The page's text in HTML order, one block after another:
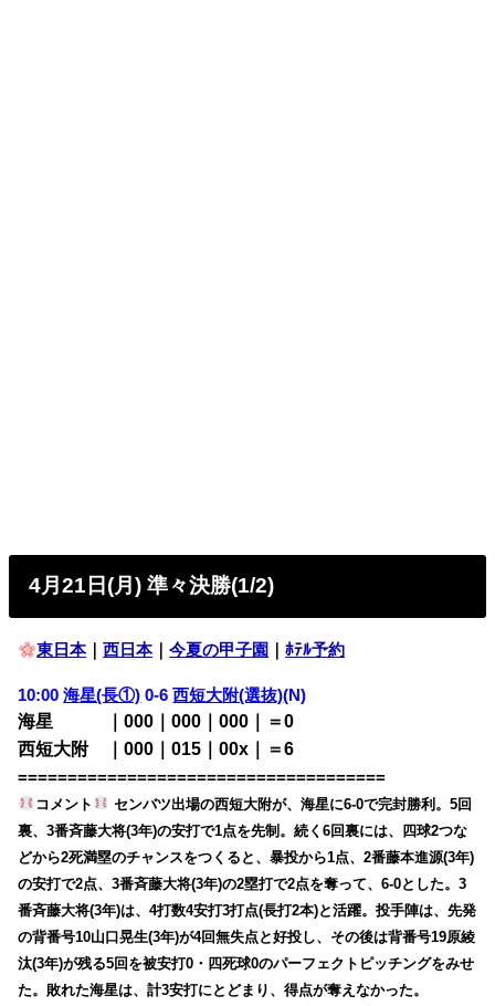
4月21日(月) 準々決勝(1/2)
東日本｜西日本｜今夏の甲子園 ｜ﾎﾃﾙ予約
10:00海星(長①) 0-6西短大附(選抜)(N)
海星 ｜000｜000｜000｜＝0
西短大附 ｜000｜015｜00x｜＝6
=====================================
コメント
センバツ出場の西短大附が、海星に6-0で完封勝利。5回
裏、3番斉藤大将(3年)の安打で1点を先制。続く6回裏には、四球2つな
どから2死満塁のチャンスをつくると、暴投から1点、2番藤本進源(3年)
の安打で2点、3番斉藤大将(3年)の2塁打で2点を奪って、6-0とした。3
番斉藤大将(3年)は、4打数4安打3打点(長打2本)と活躍。投手陣は、先発
の背番号10山口晃生(3年)が4回無失点と好投し、その後は背番号19原綾
汰(3年)が残る5回を被安打0・四死球0のパーフェクトピッチングをみせ
た。敗れた海星は、計3安打にとどまり、得点が奪えなかった。